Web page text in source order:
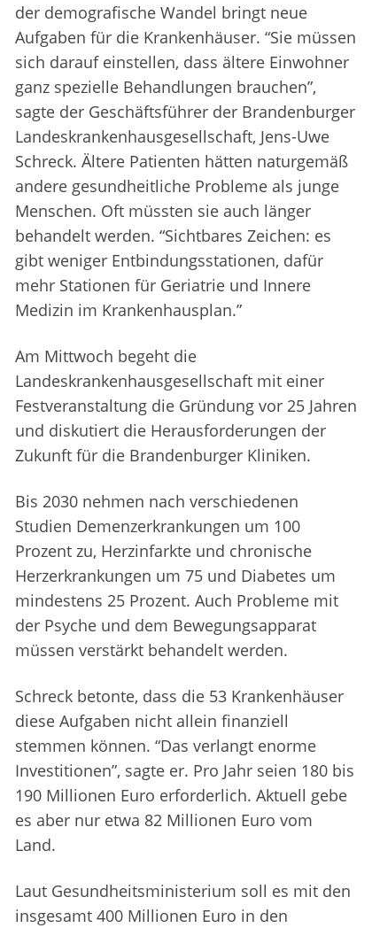
der demografische Wandel bringt neue
Aufgaben für die Krankenhäuser. “Sie müssen
sich darauf einstellen, dass ältere Einwohner
ganz spezielle Behandlungen brauchen”,
sagte der Geschäftsführer der Brandenburger
Landeskrankenhausgesellschaft, Jens-Uwe
Schreck. Ältere Patienten hätten naturgemäß
andere gesundheitliche Probleme als junge
Menschen. Oft müssten sie auch länger
behandelt werden. “Sichtbares Zeichen: es
gibt weniger Entbindungsstationen, dafür
mehr Stationen für Geriatrie und Innere
Medizin im Krankenhausplan.”
Am Mittwoch begeht die
Landeskrankenhausgesellschaft mit einer
Festveranstaltung die Gründung vor 25 Jahren
und diskutiert die Herausforderungen der
Zukunft für die Brandenburger Kliniken.
Bis 2030 nehmen nach verschiedenen
Studien Demenzerkrankungen um 100
Prozent zu, Herzinfarkte und chronische
Herzerkrankungen um 75 und Diabetes um
mindestens 25 Prozent. Auch Probleme mit
der Psyche und dem Bewegungsapparat
müssen verstärkt behandelt werden.
Schreck betonte, dass die 53 Krankenhäuser
diese Aufgaben nicht allein finanziell
stemmen können. “Das verlangt enorme
Investitionen”, sagte er. Pro Jahr seien 180 bis
190 Millionen Euro erforderlich. Aktuell gebe
es aber nur etwa 82 Millionen Euro vom
Land.
Laut Gesundheitsministerium soll es mit den
insgesamt 400 Millionen Euro in den